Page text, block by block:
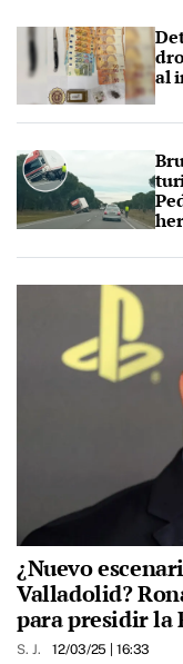
al
¿Nuevo
Valladolid?
para presidir la
S. J. 12/03/25 | 16:33